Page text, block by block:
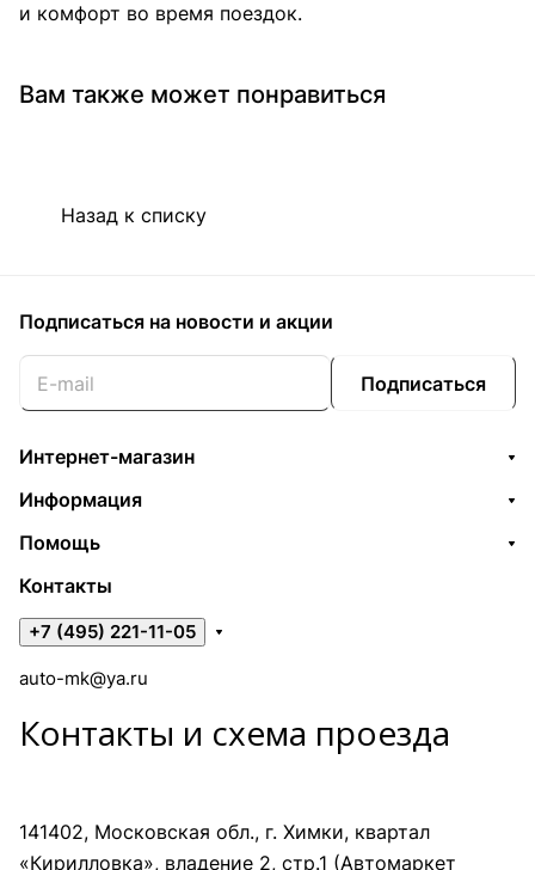
и комфорт во время поездок.
Вам также может понравиться
Назад к списку
Подписаться на новости и акции
Подписаться
Интернет-магазин
Информация
Помощь
Контакты
+7 (495) 221-11-05
auto-mk@ya.ru
Контакты и схема проезда
141402, Московская обл., г. Химки, квартал
«Кирилловка», владение 2, стр.1 (Автомаркет